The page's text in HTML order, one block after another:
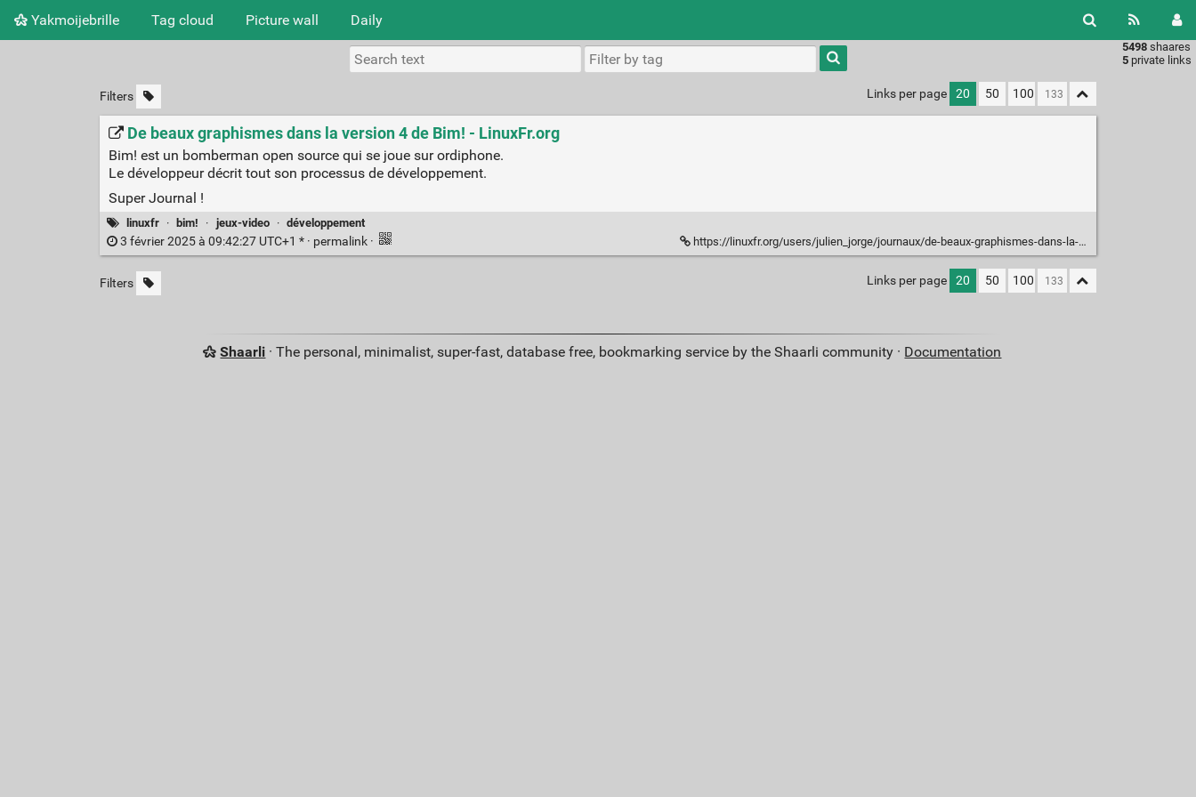
Yakmoijebrille Tag cloud Picture wall Daily
5498 shaares
5 private links
Type 1 or
more
characters
results.
Filters Links per page 20 50 100
De beaux graphismes dans la version 4 de Bim! - LinuxFr.org
Bim! est un bomberman open source qui se joue sur ordiphone.
Le développeur décrit tout son processus de développement.
Super Journal !
linuxfr · bim! · jeux-video · développement
3 février 2025 à 09:42:27 UTC+1 * · permalink · https://linuxfr.org/users/julien_jorge/journaux/de-beaux-graphismes-dans-la-version-4-de-bim
Filters Links per page 20 50 100
Shaarli · The personal, minimalist, super-fast, database free, bookmarking service by the Shaarli community · Documentation